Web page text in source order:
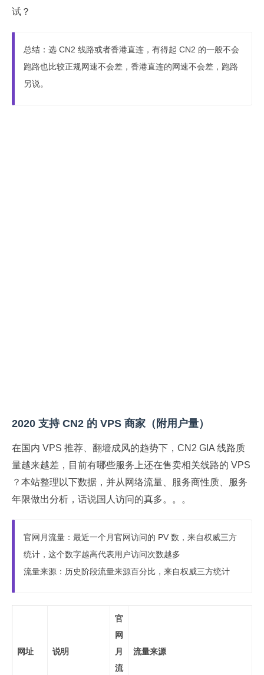
试？
总结：选 CN2 线路或者香港直连，有得起 CN2 的一般不会
跑路也比较正规网速不会差，香港直连的网速不会差，跑路
另说。
2020 支持 CN2 的 VPS 商家（附用户量）
在国内 VPS 推荐、翻墙成风的趋势下，CN2 GIA 线路质
量越来越差，目前有哪些服务上还在售卖相关线路的 VPS
？本站整理以下数据，并从网络流量、服务商性质、服务
年限做出分析，话说国人访问的真多。。。
官网月流量：最近一个月官网访问的 PV 数，来自权威三方
统计，这个数字越高代表用户访问次数越多
流量来源：历史阶段流量来源百分比，来自权威三方统计
网址 说明
官
网
月
流
流量来源